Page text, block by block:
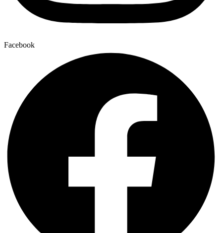
Facebook